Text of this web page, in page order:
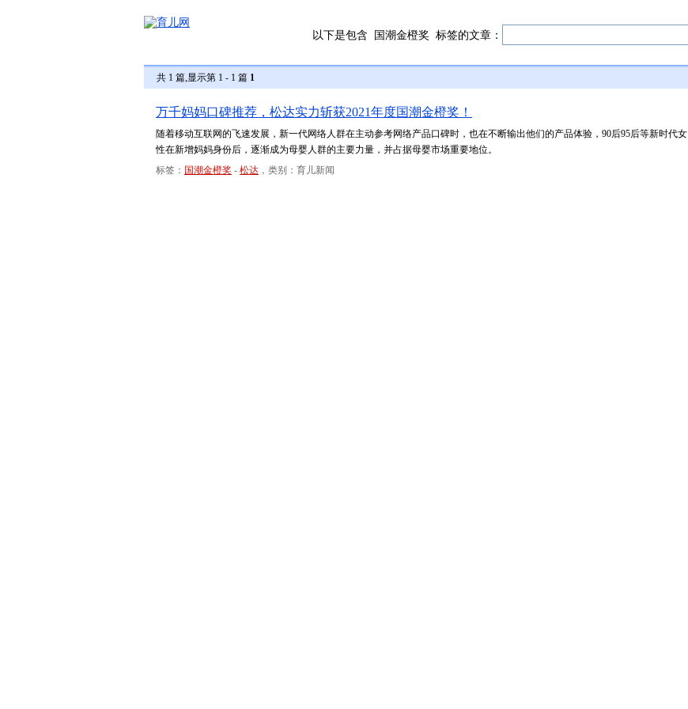
以下是包含 国潮金橙奖 标签的文章：
共 1 篇,显示第 1 - 1 篇 1
万千妈妈口碑推荐，松达实力斩获2021年度国潮金橙奖！
随着移动互联网的飞速发展，新一代网络人群在主动参考网络产品口碑时，也在不断输出他们的产品体验，90后95后等新时代女
性在新增妈妈身份后，逐渐成为母婴人群的主要力量，并占据母婴市场重要地位。
标签： 国潮金橙奖 - 松达 ，类别：育儿新闻